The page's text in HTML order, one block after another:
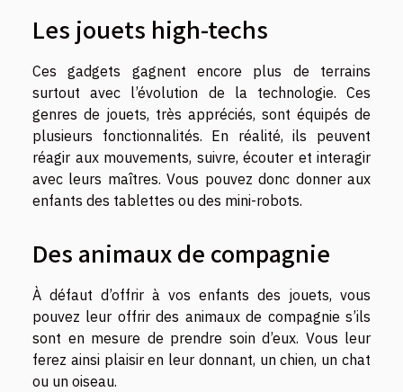
Les jouets high-techs
Ces gadgets gagnent encore plus de terrains
surtout avec l’évolution de la technologie. Ces
genres de jouets, très appréciés, sont équipés de
plusieurs fonctionnalités. En réalité, ils peuvent
réagir aux mouvements, suivre, écouter et interagir
avec leurs maîtres. Vous pouvez donc donner aux
enfants des tablettes ou des mini-robots.
Des animaux de compagnie
À défaut d’offrir à vos enfants des jouets, vous
pouvez leur offrir des animaux de compagnie s’ils
sont en mesure de prendre soin d’eux. Vous leur
ferez ainsi plaisir en leur donnant, un chien, un chat
ou un oiseau.